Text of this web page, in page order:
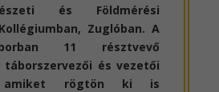
és Földmérési
Zuglóban. A
11 résztvevő
és vezetői
amiket rögtön ki is